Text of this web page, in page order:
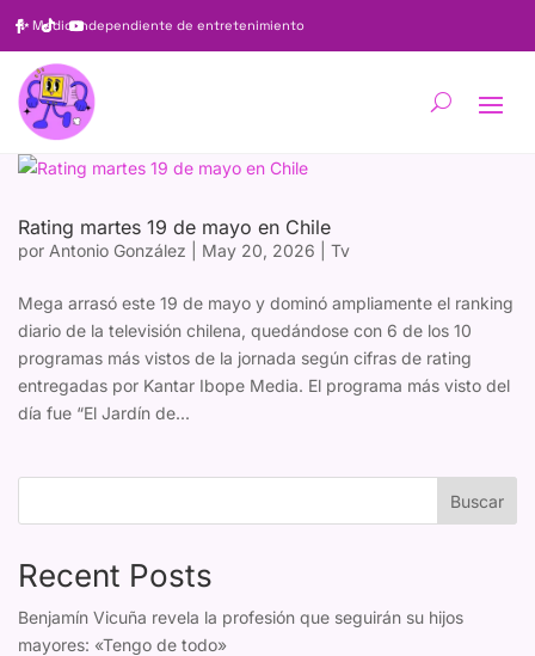
✨ Medio independiente de entretenimiento
Rating martes 19 de mayo en Chile
por Antonio González May 20, 2026 Tv
Mega arrasó este 19 de mayo y dominó ampliamente el ranking
diario de la televisión chilena, quedándose con 6 de los 10
programas más vistos de la jornada según cifras de rating
entregadas por Kantar Ibope Media. El programa más visto del
día fue “El Jardín de...
Buscar
Recent Posts
Benjamín Vicuña revela la profesión que seguirán su hijos
mayores: «Tengo de todo»